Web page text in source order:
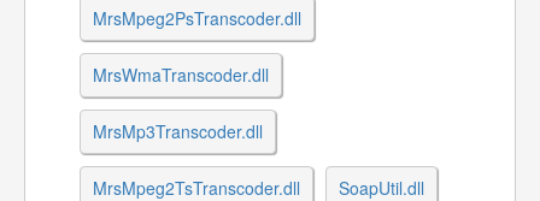
MrsMpeg2PsTranscoder.dll
MrsWmaTranscoder.dll
MrsMp3Transcoder.dll
MrsMpeg2TsTranscoder.dll SoapUtil.dll